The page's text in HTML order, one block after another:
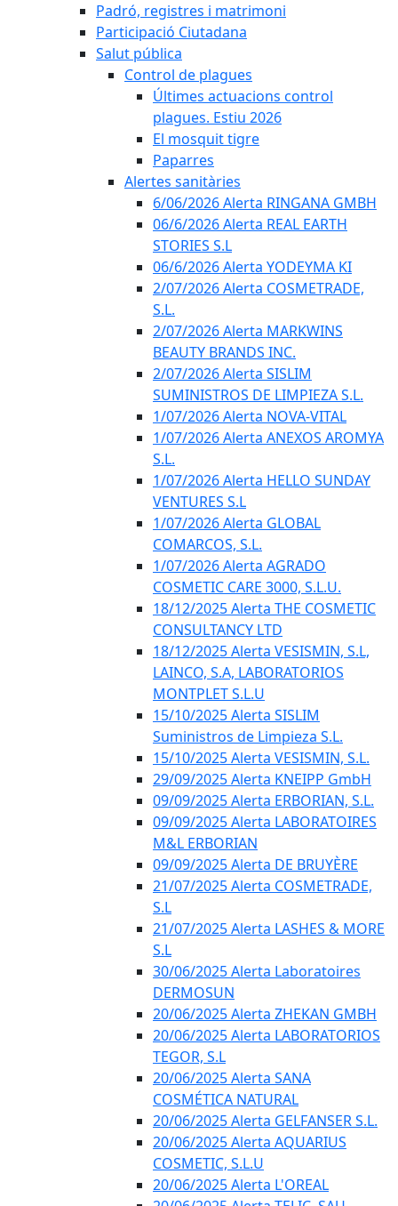
Padró, registres i matrimoni
Participació Ciutadana
Salut pública
Control de plagues
Últimes actuacions control
plagues. Estiu 2026
El mosquit tigre
Paparres
Alertes sanitàries
6/06/2026 Alerta RINGANA GMBH
06/6/2026 Alerta REAL EARTH
STORIES S.L
06/6/2026 Alerta YODEYMA KI
2/07/2026 Alerta COSMETRADE,
S.L.
2/07/2026 Alerta MARKWINS
BEAUTY BRANDS INC.
2/07/2026 Alerta SISLIM
SUMINISTROS DE LIMPIEZA S.L.
1/07/2026 Alerta NOVA-VITAL
1/07/2026 Alerta ANEXOS AROMYA
S.L.
1/07/2026 Alerta HELLO SUNDAY
VENTURES S.L
1/07/2026 Alerta GLOBAL
COMARCOS, S.L.
1/07/2026 Alerta AGRADO
COSMETIC CARE 3000, S.L.U.
18/12/2025 Alerta THE COSMETIC
CONSULTANCY LTD
18/12/2025 Alerta VESISMIN, S.L,
LAINCO, S.A, LABORATORIOS
MONTPLET S.L.U
15/10/2025 Alerta SISLIM
Suministros de Limpieza S.L.
15/10/2025 Alerta VESISMIN, S.L.
29/09/2025 Alerta KNEIPP GmbH
09/09/2025 Alerta ERBORIAN, S.L.
09/09/2025 Alerta LABORATOIRES
M&L ERBORIAN
09/09/2025 Alerta DE BRUYÈRE
21/07/2025 Alerta COSMETRADE,
S.L
21/07/2025 Alerta LASHES & MORE
S.L
30/06/2025 Alerta Laboratoires
DERMOSUN
20/06/2025 Alerta ZHEKAN GMBH
20/06/2025 Alerta LABORATORIOS
TEGOR, S.L
20/06/2025 Alerta SANA
COSMÉTICA NATURAL
20/06/2025 Alerta GELFANSER S.L.
20/06/2025 Alerta AQUARIUS
COSMETIC, S.L.U
20/06/2025 Alerta L'OREAL